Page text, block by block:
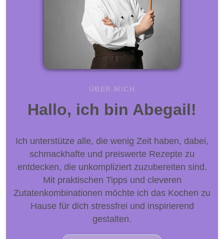
ÜBER MICH
Hallo, ich bin Abegail!
Ich unterstütze alle, die wenig Zeit haben, dabei,
schmackhafte und preiswerte Rezepte zu
entdecken, die unkompliziert zuzubereiten sind.
Mit praktischen Tipps und cleveren
Zutatenkombinationen möchte ich das Kochen zu
Hause für dich stressfrei und inspirierend
gestalten.